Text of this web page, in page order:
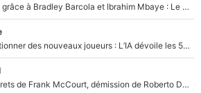
Un record bientôt explosé grâce à Bradley Barcola et Ibrahim Mbaye : Le PSG sur le point de réaliser un mercato historique ?
Zinédine Zidane va sélectionner des nouveaux joueurs : L’IA dévoile les 5 cracks qui pourraient rapidement le rejoindre en équipe de France !
Trahison de Longoria, secrets de Frank McCourt, démission de Roberto De Zerbi : Medhi Benatia se lâche sur son départ de l'OM et fait d'importantes révélations